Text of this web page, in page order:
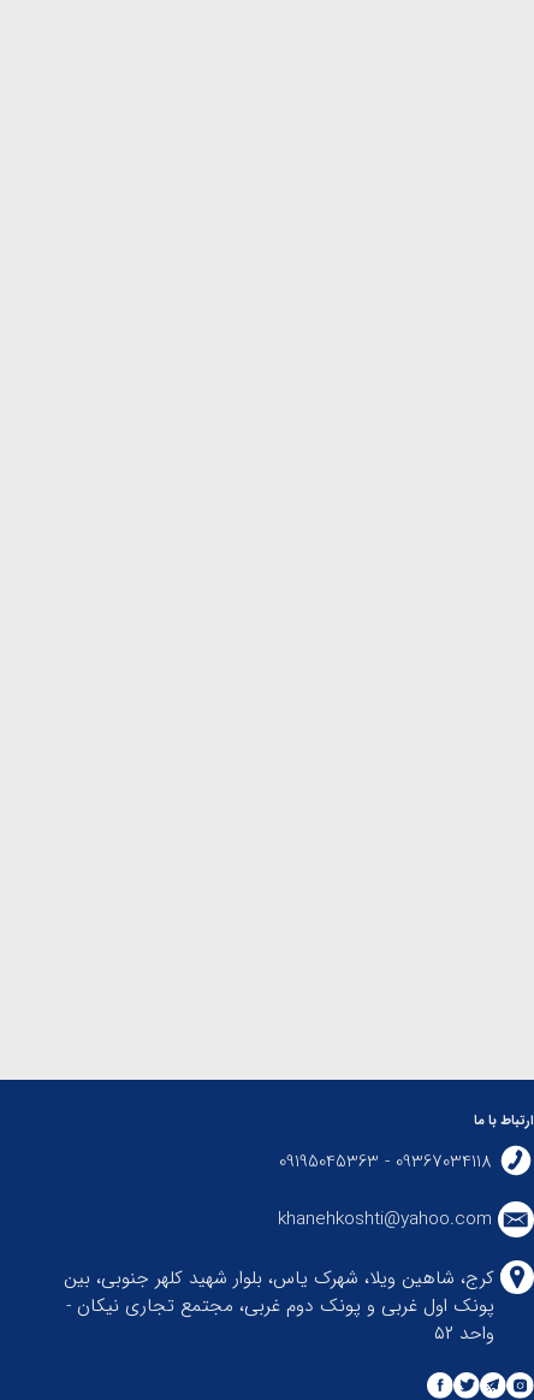
ارتباط با ما
09367034118 - 09195045363
khanehkoshti@yahoo.com
کرج، شاهین ویلا، شهرک یاس، بلوار شهید کلهر جنوبی، بین
پونک اول غربی و پونک دوم غربی، مجتمع تجاری نیکان -
واحد ۵۲